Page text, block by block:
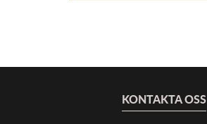
KONTAKTA OSS